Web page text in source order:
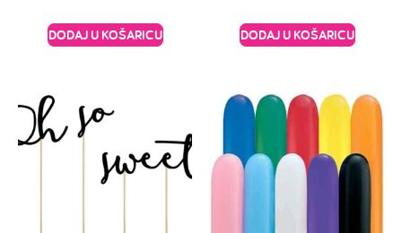
DODAJ U KOŠARICU DODAJ U KOŠARICU